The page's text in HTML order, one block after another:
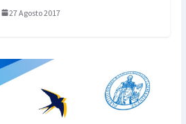
27 Agosto 2017